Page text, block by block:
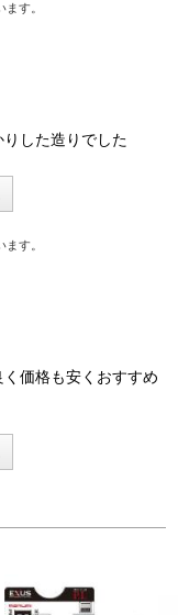
す。
した造りでした
す。
価格も安くおすすめ